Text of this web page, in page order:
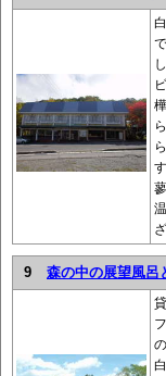
9 森の中の展望風